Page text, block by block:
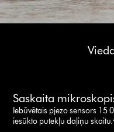
Saskaita
Iebūvētais pjezo sensors 15
iesūkto putekļu daļiņu